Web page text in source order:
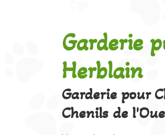
Garderie pour chat près de Saint-
Herblain
Garderie pour
Chenils de